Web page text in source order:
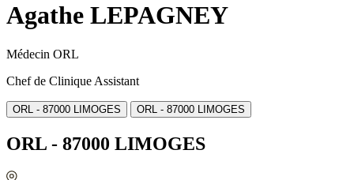
Agathe LEPAGNEY
Médecin ORL
Chef de Clinique Assistant
ORL - 87000 LIMOGES ORL - 87000 LIMOGES
ORL - 87000 LIMOGES